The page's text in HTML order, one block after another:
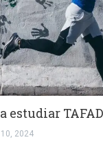
estudiar TAFAD
2024